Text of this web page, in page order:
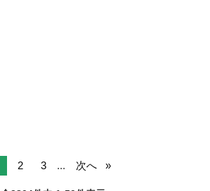
2 3 ... 次へ